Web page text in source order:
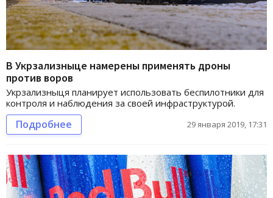
В Укрзализныце намерены применять дроны
против воров
Укрзализныця планирует использовать беспилотники для
контроля и наблюдения за своей инфраструктурой.
Подробнее 29 января 2019, 17:31